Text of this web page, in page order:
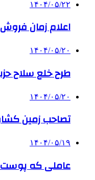
۱۴۰۴/۰۵/۲۲
اعلام زمان
۱۴۰۴/۰۵/۲۰
طرح خلع سلاح
۱۴۰۴/۰۵/۲۰
تصاحب زمین
۱۴۰۴/۰۵/۱۹
عاملی که پوست